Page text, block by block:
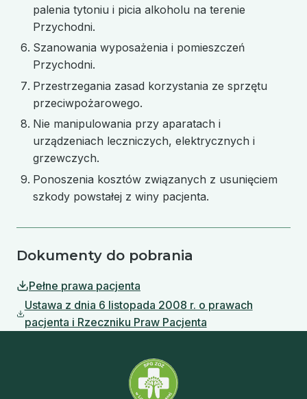
palenia tytoniu i picia alkoholu na terenie
Przychodni.
Szanowania wyposażenia i pomieszczeń
Przychodni.
Przestrzegania zasad korzystania ze sprzętu
przeciwpożarowego.
Nie manipulowania przy aparatach i
urządzeniach leczniczych, elektrycznych i
grzewczych.
Ponoszenia kosztów związanych z usunięciem
szkody powstałej z winy pacjenta.
Dokumenty do pobrania
Pełne prawa pacjenta
(plik do pobrania, otwiera się w nowej karcie)
Ustawa z dnia 6 listopada 2008 r. o prawach
pacjenta i Rzeczniku Praw Pacjenta
(plik do pobrania, otwiera się w nowej karcie)